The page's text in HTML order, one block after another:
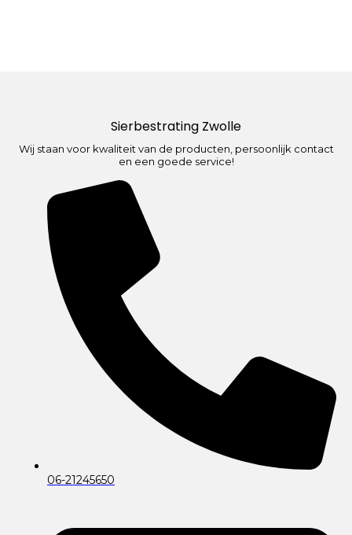
Sierbestrating Zwolle
Wij staan voor kwaliteit van de producten, persoonlijk contact
en een goede service!
06-21245650